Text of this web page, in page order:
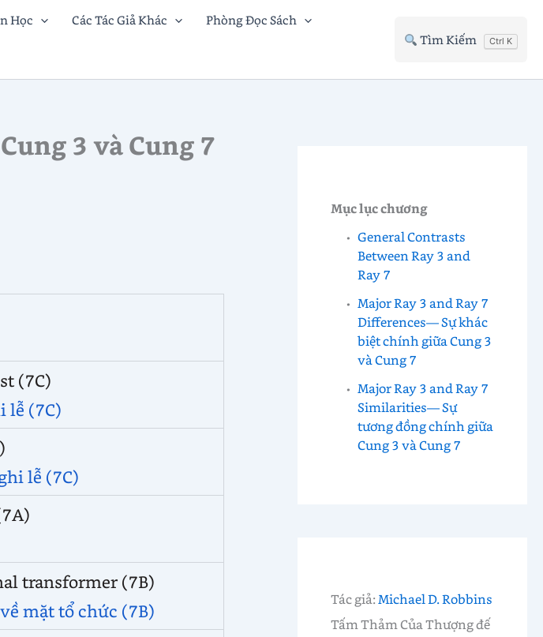
Học Các Tác Giả Khác Phòng Đọc Sách
Tìm Kiếm Ctrl K
3 và Cung 7
(7C)
lễ (7C)
lễ (7C)
transformer (7B)
mặt tổ chức (7B)
Mục lục chương
General Contrasts
Between Ray 3 and
Ray 7
Major Ray 3 and Ray 7
Differences— Sự khác
biệt chính giữa Cung 3
và Cung 7
Major Ray 3 and Ray 7
Similarities— Sự
tương đồng chính giữa
Cung 3 và Cung 7
Tác giả:Michael D. Robbins
Tấm Thảm Của Thượng đế